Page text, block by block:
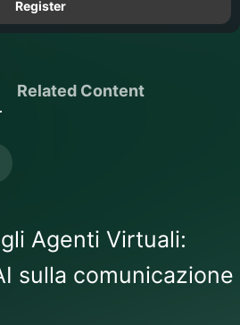
Register
Related Content
Agenti Virtuali:
sulla comunicazione